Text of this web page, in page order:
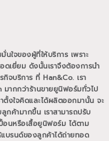
นใจของผู้ที่ให้บริการ เพราะ
ดเยี่ยม ดังนั้นเราจึงต้องการนำ
จบริการ ที่ Han&Co. เรา
ากกว่าร้านขายยูนิฟอร์มทั่วไป
ตั้งใจคิดและได้ผลิตออกมานั้น จะ
กค้ามากขึ้น เราสามารถปรับ
อนหรือเสื้อยูนิฟอร์ม ได้ตาม
บรนด์ของลูกค้าได้ถ่ายทอด